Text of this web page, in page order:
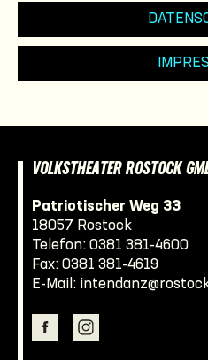
VOLKSTHEATER ROSTOCK
Patriotischer Weg 33
18057 Rostock
Telefon: 0381 381-4600
Fax: 0381 381-4619
E-Mail: